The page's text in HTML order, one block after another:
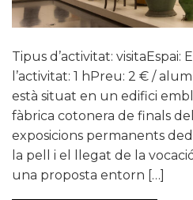
Tipus d’activitat: visitaEspai:
l’activitat: 1 hPreu: 2 € /
està situat en un edifici
fàbrica cotonera de finals
exposicions permanents
la pell i el llegat de la
una proposta entorn […]